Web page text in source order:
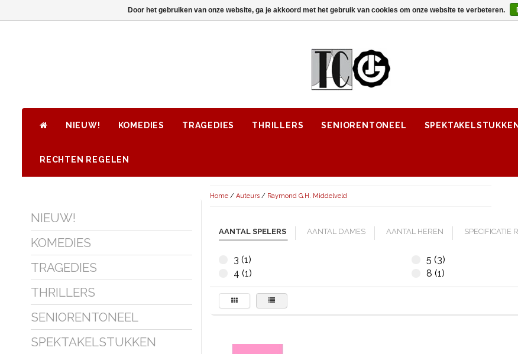
NIEUW! KOMEDIES TRAGEDIES THRILLERS SENIORENTONEEL SPEKTAKELSTUKKEN
RECHTEN REGELEN
NIEUW!
KOMEDIES
TRAGEDIES
THRILLERS
SENIORENTONEEL
SPEKTAKELSTUKKEN
Home/ Auteurs/ Raymond G.H. Middelveld
AANTAL SPELERS AANTAL DAMES AANTAL HEREN SPECIFICATIE
3 (1)
4 (1)
5 (3)
8 (1)
Door het gebruiken van onze website, ga je akkoord met het gebruik van cookies om onze website te verbeteren.